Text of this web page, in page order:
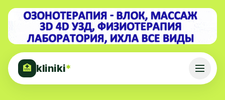
🏥 kliniki*